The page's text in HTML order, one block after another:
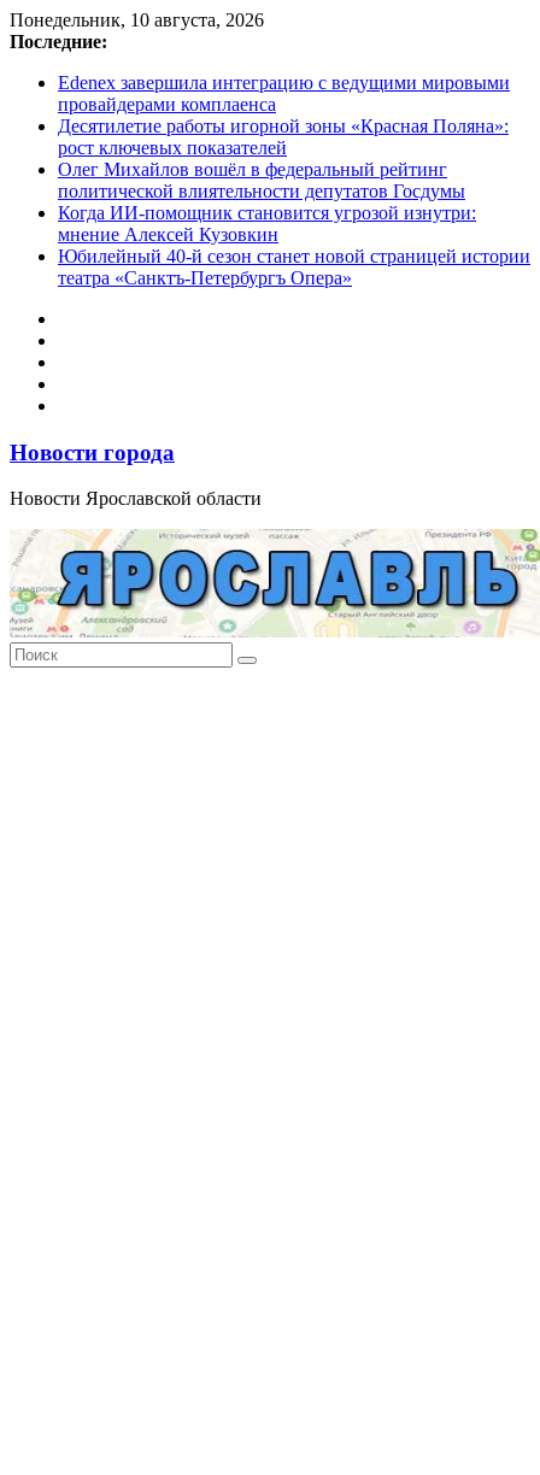
Перейти
к
Понедельник, 10 августа, 2026
Последние:
Edenex завершила интеграцию с ведущими мировыми
провайдерами комплаенса
Десятилетие работы игорной зоны «Красная Поляна»:
рост ключевых показателей
Олег Михайлов вошёл в федеральный рейтинг
политической влиятельности депутатов Госдумы
Когда ИИ-помощник становится угрозой изнутри:
мнение Алексей Кузовкин
Юбилейный 40-й сезон станет новой страницей истории
театра «Санктъ-Петербургъ Опера»
Новости города
Новости Ярославской области